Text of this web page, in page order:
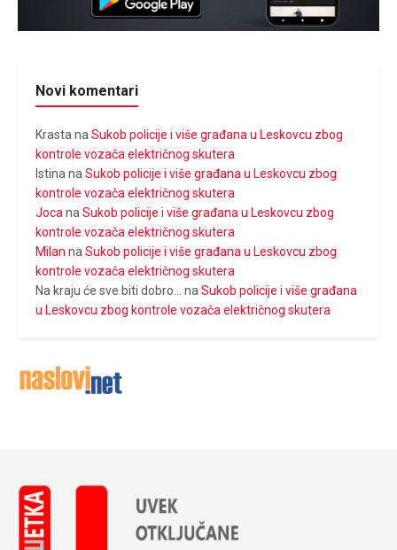
Novi komentari
Krasta na Sukob policije i više građana u Leskovcu zbog
kontrole vozača električnog skutera
Istina na Sukob policije i više građana u Leskovcu zbog
kontrole vozača električnog skutera
Joca na Sukob policije i više građana u Leskovcu zbog
kontrole vozača električnog skutera
Milan na Sukob policije i više građana u Leskovcu zbog
kontrole vozača električnog skutera
Na kraju će sve biti dobro...
na Sukob policije i više građana
u Leskovcu zbog kontrole vozača električnog skutera